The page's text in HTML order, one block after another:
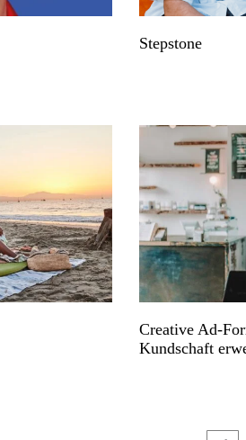
Stepstone
Creative Ad-
Kundschaft